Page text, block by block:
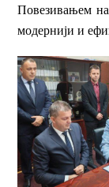
Повезивањем
модернији и